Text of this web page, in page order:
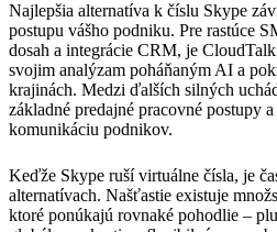
Najlepšia alternatíva k číslu Skype
postupu vášho podniku. Pre rastúce
dosah a integrácie CRM, je
svojim analýzam poháňaným AI a
krajinách. Medzi ďalších silných
základné predajné pracovné postupy
komunikáciu podnikov.
Keďže Skype ruší virtuálne čísla, je
alternatívach. Našťastie existuje
ktoré ponúkajú rovnaké pohodlie –